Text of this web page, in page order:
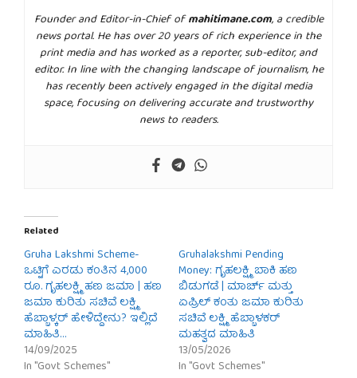
Founder and Editor-in-Chief ofmahitimane.com, a credible
news portal. He has over 20 years of rich experience in the
print media and has worked as a reporter, sub-editor, and
editor. In line with the changing landscape of journalism, he
has recently been actively engaged in the digital media
space, focusing on delivering accurate and trustworthy
news to readers.
Related
Gruha Lakshmi Scheme-
ಒಟ್ಟಿಗೆ ಎರಡು ಕಂತಿನ 4,000
ರೂ. ಗೃಹಲಕ್ಷ್ಮಿ ಹಣ ಜಮಾ | ಹಣ
ಜಮಾ ಕುರಿತು ಸಚಿವೆ ಲಕ್ಷ್ಮಿ
ಹೆಬ್ಬಾಳ್ಕರ್ ಹೇಳಿದ್ದೇನು? ಇಲ್ಲಿದೆ
ಮಾಹಿತಿ…
14/09/2025
In "Govt Schemes"
Gruhalakshmi Pending
Money: ಗೃಹಲಕ್ಷ್ಮಿ ಬಾಕಿ ಹಣ
ಬಿಡುಗಡೆ | ಮಾರ್ಚ್ ಮತ್ತು
ಏಪ್ರಿಲ್ ಕಂತು ಜಮಾ ಕುರಿತು
ಸಚಿವೆ ಲಕ್ಷ್ಮಿ ಹೆಬ್ಬಾಳಕರ್
ಮಹತ್ವದ ಮಾಹಿತಿ
13/05/2026
In "Govt Schemes"